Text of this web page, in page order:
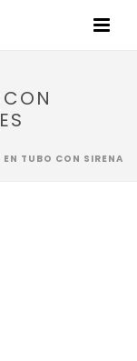
TUBO CON SIRENA